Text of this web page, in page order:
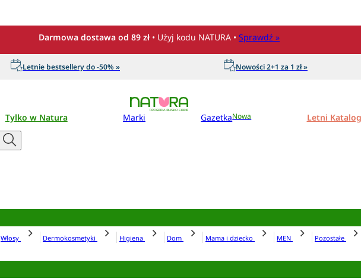
Darmowa dostawa od 89 zł • Użyj kodu NATURA • Sprawdź »
Letnie bestsellery do -50% » Nowości 2+1 za 1 zł »
Tylko w Natura Marki GazetkaNowa Letni Katalog
Włosy Dermokosmetyki Higiena Dom Mama i dziecko MEN Pozostałe